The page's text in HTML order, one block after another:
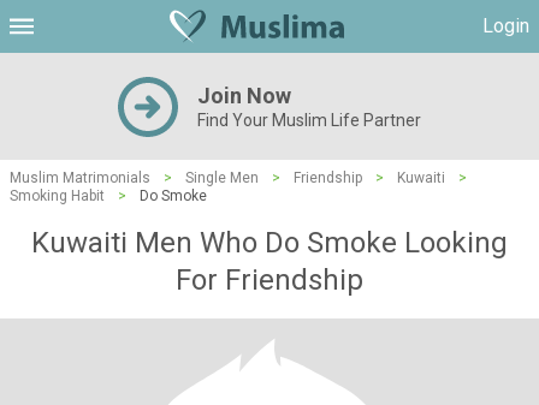
Login
Join Now
Find Your Muslim Life Partner
Muslim Matrimonials > Single Men > Friendship > Kuwaiti
>
Smoking Habit
> Do Smoke
Kuwaiti Men Who Do Smoke Looking
For Friendship